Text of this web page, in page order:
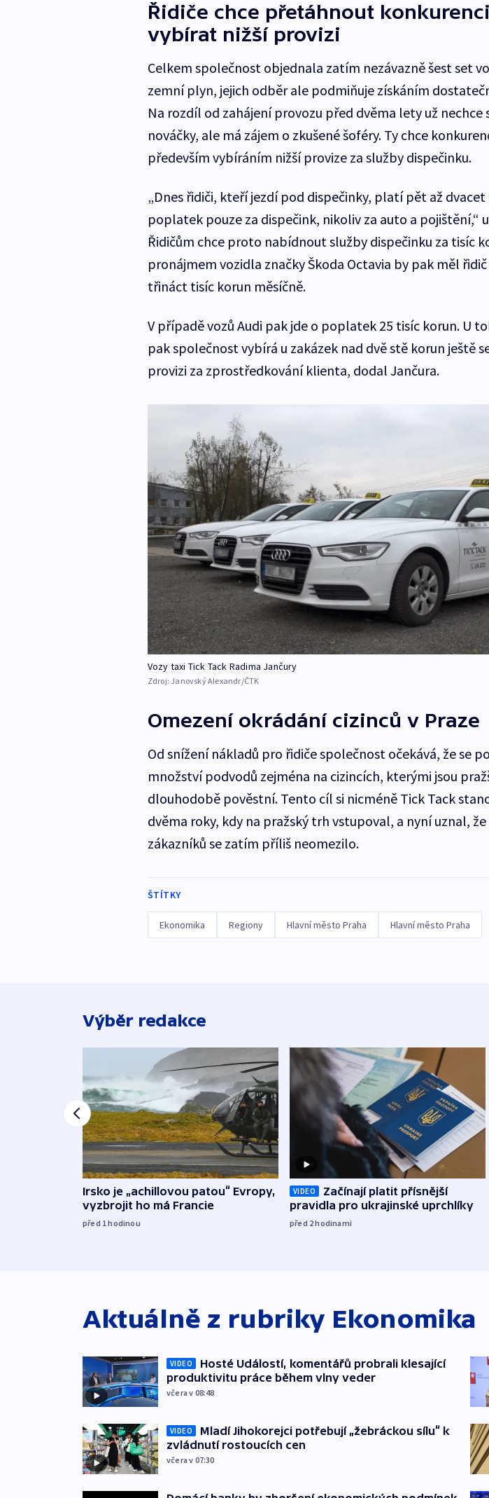
Řidiče chce přetáhnout
vybírat nižší provizi
Celkem společnost objednala zatím nezávazně šest set
zemní plyn, jejich odběr ale podmiňuje získáním
Na rozdíl od zahájení provozu před dvěma lety už nechce
nováčky, ale má zájem o zkušené šoféry. Ty chce
především vybíráním nižší provize za služby dispečinku.
„Dnes řidiči, kteří jezdí pod dispečinky, platí pět až
poplatek pouze za dispečink, nikoliv za auto a pojištění,“
Řidičům chce proto nabídnout služby dispečinku za tisíc
pronájmem vozidla značky Škoda Octavia by pak měl
třináct tisíc korun měsíčně.
V případě vozů Audi pak jde o poplatek 25 tisíc korun. U
pak společnost vybírá u zakázek nad dvě stě korun ještě
provizi za zprostředkování klienta, dodal Jančura.
Vozy taxi Tick Tack Radima Jančury
Zdroj: Janovský Alexandr/ČTK
Omezení okrádání cizinců v Praze
Od snížení nákladů pro řidiče společnost očekává, že se
množství podvodů zejména na cizincích, kterými jsou
dlouhodobě pověstní. Tento cíl si nicméně Tick Tack
dvěma roky, kdy na pražský trh vstupoval, a nyní uznal,
zákazníků se zatím příliš neomezilo.
ŠTÍTKY
Ekonomika Regiony Hlavní město Praha Hlavní město Praha
Výběr redakce
Irsko je „achillovou patou“ Evropy,
vyzbrojit ho má Francie
před 1hodinou
VIDEO
Začínají platit přísnější
pravidla pro ukrajinské uprchlíky
před 2hodinami
Aktuálně z rubriky Ekonomika
VIDEO
Hosté Událostí, komentářů probrali klesající
produktivitu práce během vlny veder
včera v 08:48
VIDEO
Mladí Jihokorejci potřebují „žebráckou sílu“ k
zvládnutí rostoucích cen
včera v 07:30